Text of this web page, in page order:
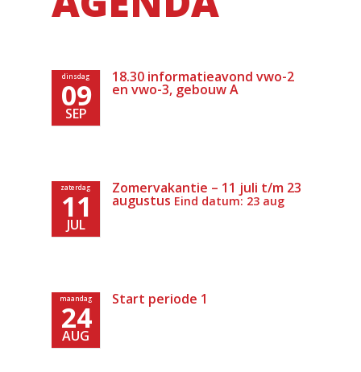
dinsdag
09
SEP
18.30 informatieavond vwo-2
en vwo-3, gebouw A
zaterdag
11
JUL
Zomervakantie – 11 juli t/m 23
augustus Eind datum: 23 aug
maandag
24
AUG
Start periode 1